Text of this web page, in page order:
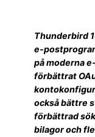
Thunderbird
e-
på moderna
förbättrat
också bättre
förbättrad
bilagor och